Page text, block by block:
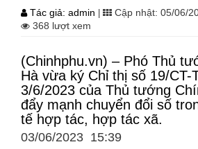
Tác giả: admin Cập nhật: 05/06/
368 lượt xem
(Chinhphu.vn) – Phó Thủ
Hà vừa ký Chỉ thị số 19/CT-
3/6/2023 của Thủ tướng
đẩy mạnh chuyển đổi số
tế hợp tác, hợp tác xã.
03/06/2023 15:39